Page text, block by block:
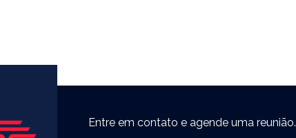
Entre em contato e agende uma reunião.